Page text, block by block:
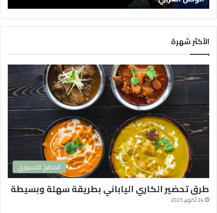
ل
ا
ت
ا
ل
ك
و
ر
ي
ة
2
0
2
4
و
ا
ك
ث
ر
ه
الأكثر شهرة
المطبخ الآسيوي
طرق تحضير الكاري الياباني بطريقة سهلة وبسيطة
24 أكتوبر، 2023